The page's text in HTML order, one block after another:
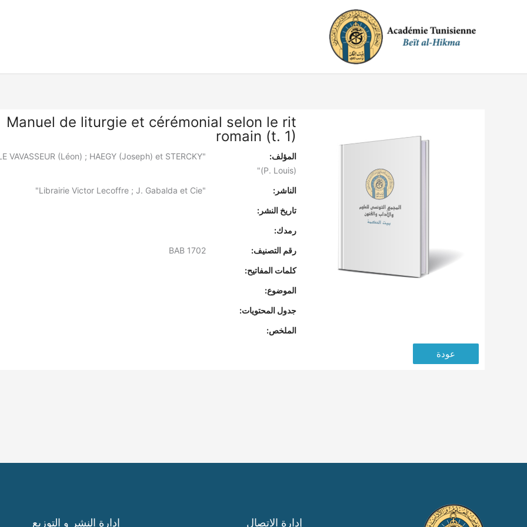
Manuel de liturgie et cérémonial selon le rit
romain (t. 1)
المؤلف:
VAVASSEUR (Léon) ; HAEGY (Joseph) et STERCKY
(P. Louis)"
الناشر:
"Librairie Victor Lecoffre ; J. Gabalda et Cie"
تاريخ النشر:
رمدك:
رقم التصنيف:
كلمات المفاتيح:
الموضوع:
جدول المحتويات:
الملخص:
عودة
إدارة الاتصال إدارة النشر و التوزيع